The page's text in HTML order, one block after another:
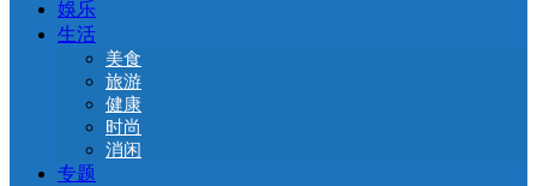
娛乐
生活
美食
旅游
健康
时尚
消闲
专题